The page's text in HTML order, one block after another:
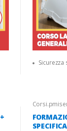
Sicurezza